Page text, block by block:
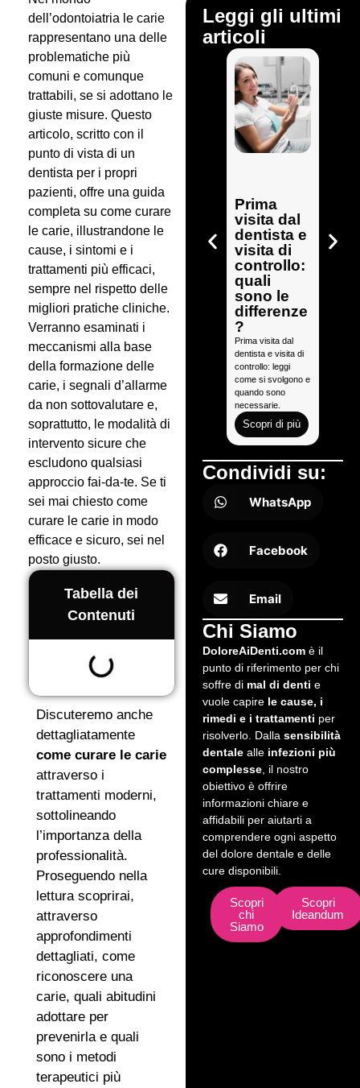
dell’odontoiatria le carie
rappresentano una delle
problematiche più
comuni e comunque
trattabili, se si adottano le
giuste misure. Questo
articolo, scritto con il
punto di vista di un
dentista per i propri
pazienti, offre una guida
completa su come curare
le carie, illustrandone le
cause, i sintomi e i
trattamenti più efficaci,
sempre nel rispetto delle
migliori pratiche cliniche.
Verranno esaminati i
meccanismi alla base
della formazione delle
carie, i segnali d’allarme
da non sottovalutare e,
soprattutto, le modalità di
intervento sicure che
escludono qualsiasi
approccio fai-da-te. Se ti
sei mai chiesto come
curare le carie in modo
efficace e sicuro, sei nel
posto giusto.
Tabella dei
Contenuti
Discuteremo anche
dettagliatamente
come curare le carie
attraverso i
trattamenti moderni,
sottolineando
l’importanza della
professionalità.
Proseguendo nella
lettura scoprirai,
attraverso
approfondimenti
dettagliati, come
riconoscere una
carie, quali abitudini
adottare per
prevenirla e quali
sono i metodi
terapeutici più
Leggi gli ultimi
articoli
Prima
visita dal
dentista e
visita di
controllo:
quali
sono le
differenze
?
Prima visita dal
dentista e visita di
controllo: leggi
come si svolgono e
quando sono
necessarie.
Scopri di più
rica:
Condividi su:
WhatsApp
Facebook
Email
Chi Siamo
DoloreAiDenti.comè il
punto di riferimento per chi
soffre di mal di denti e
vuole capire le cause, i
rimedi e i trattamenti per
risolverlo. Dalla sensibilità
dentalealle infezioni più
complesse, il nostro
obiettivo è offrire
informazioni chiare e
affidabili per aiutarti a
comprendere ogni aspetto
del dolore dentale e delle
cure disponibili.
Scopri
chi
Siamo
Scopri
Ideandum